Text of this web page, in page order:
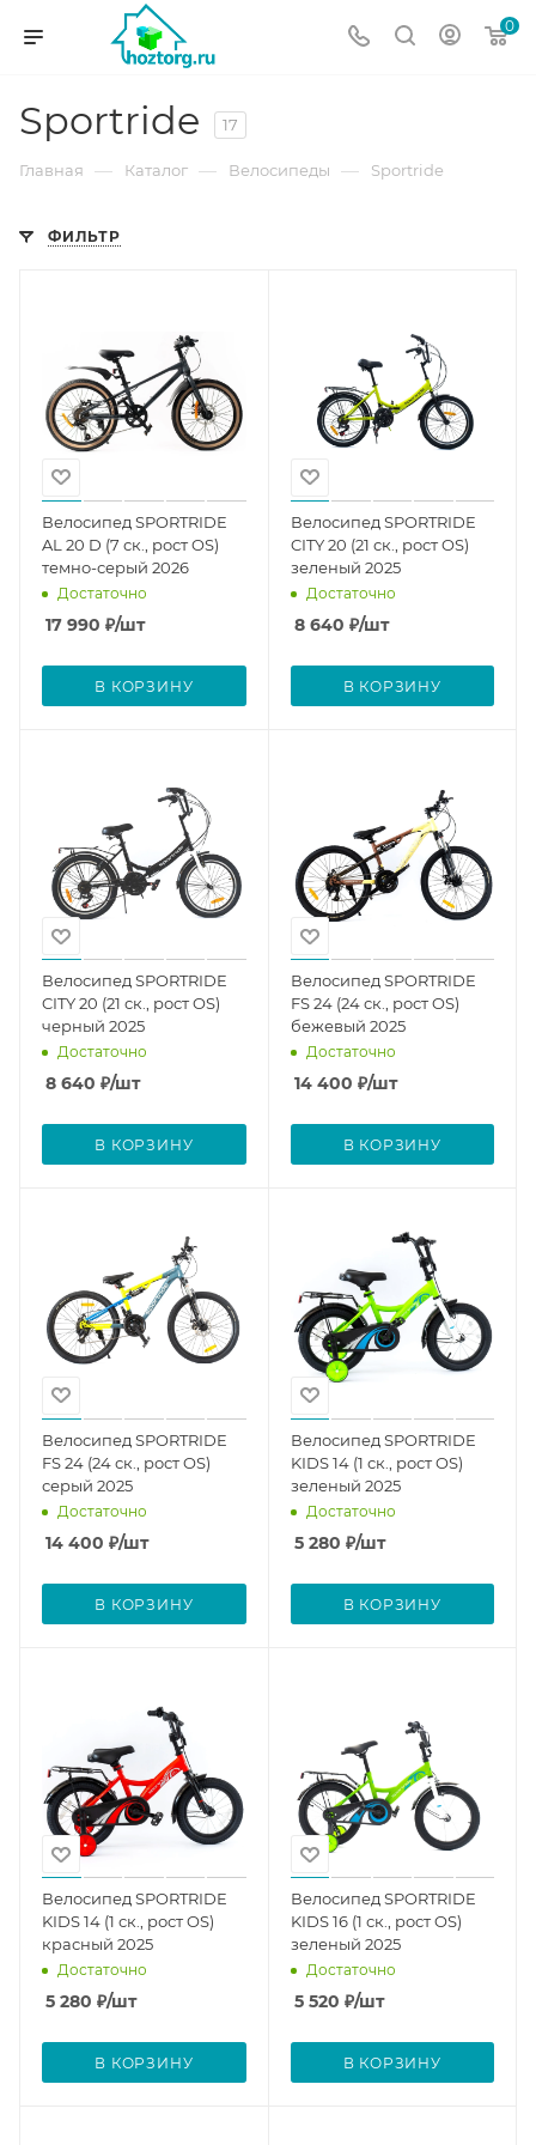
0
Sportride 17
Главная — Каталог — Велосипеды — Sportride
ФИЛЬТР
Велосипед SPORTRIDE
AL 20 D (7 ск., рост OS)
темно-серый 2026
Достаточно
17 990 ₽/шт
В КОРЗИНУ
Велосипед SPORTRIDE
CITY 20 (21 ск., рост OS)
зеленый 2025
Достаточно
8 640 ₽/шт
В КОРЗИНУ
Велосипед SPORTRIDE
CITY 20 (21 ск., рост OS)
черный 2025
Достаточно
8 640 ₽/шт
В КОРЗИНУ
Велосипед SPORTRIDE
FS 24 (24 ск., рост OS)
бежевый 2025
Достаточно
14 400 ₽/шт
В КОРЗИНУ
Велосипед SPORTRIDE
FS 24 (24 ск., рост OS)
серый 2025
Достаточно
14 400 ₽/шт
В КОРЗИНУ
Велосипед SPORTRIDE
KIDS 14 (1 ск., рост OS)
зеленый 2025
Достаточно
5 280 ₽/шт
В КОРЗИНУ
Велосипед SPORTRIDE
KIDS 14 (1 ск., рост OS)
красный 2025
Достаточно
5 280 ₽/шт
В КОРЗИНУ
Велосипед SPORTRIDE
KIDS 16 (1 ск., рост OS)
зеленый 2025
Достаточно
5 520 ₽/шт
В КОРЗИНУ